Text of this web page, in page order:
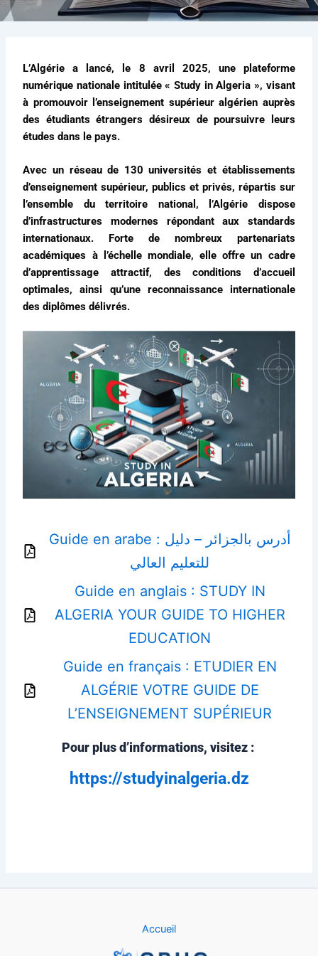
L’Algérie a lancé, le 8 avril 2025, une plateforme
numérique nationale intitulée « Study in Algeria », visant
à promouvoir l’enseignement supérieur algérien auprès
des étudiants étrangers désireux de poursuivre leurs
études dans le pays.
Avec un réseau de 130 universités et établissements
d’enseignement supérieur, publics et privés, répartis sur
l’ensemble du territoire national, l’Algérie dispose
d’infrastructures modernes répondant aux standards
internationaux. Forte de nombreux partenariats
académiques à l’échelle mondiale, elle offre un cadre
d’apprentissage attractif, des conditions d’accueil
optimales, ainsi qu’une reconnaissance internationale
des diplômes délivrés.
Guide en arabe : أدرس بالجزائر – دليل
للتعليم العالي
Guide en anglais : STUDY IN
ALGERIA YOUR GUIDE TO HIGHER
EDUCATION
Guide en français : ETUDIER EN
ALGÉRIE VOTRE GUIDE DE
L’ENSEIGNEMENT SUPÉRIEUR
Pour plus d’informations, visitez :
https://studyinalgeria.dz
Accueil